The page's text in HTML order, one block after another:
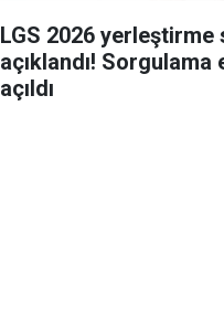
LGS 2026 yerleştirme
açıklandı! Sorgulama
açıldı